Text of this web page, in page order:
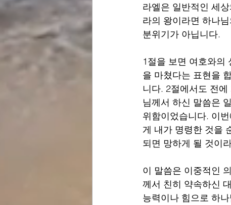
라엘은 일반적인 세
라의 왕이라면 하나
분위기가 아닙니다.
1절을 보면 여호와의
을 마쳤다는 표현을
니다. 2절에서도 전
님께서 하신 말씀은
위함이었습니다. 이
게 내가 명령한 것을
되면 망하게 될 것이
이 말씀은 이중적인
께서 친히 약속하신
능력이나 힘으로 하